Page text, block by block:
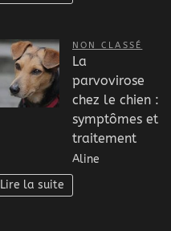
NON CLASSÉ
La
parvovirose
chez le chien :
symptômes et
traitement
Aline
Lire la suite